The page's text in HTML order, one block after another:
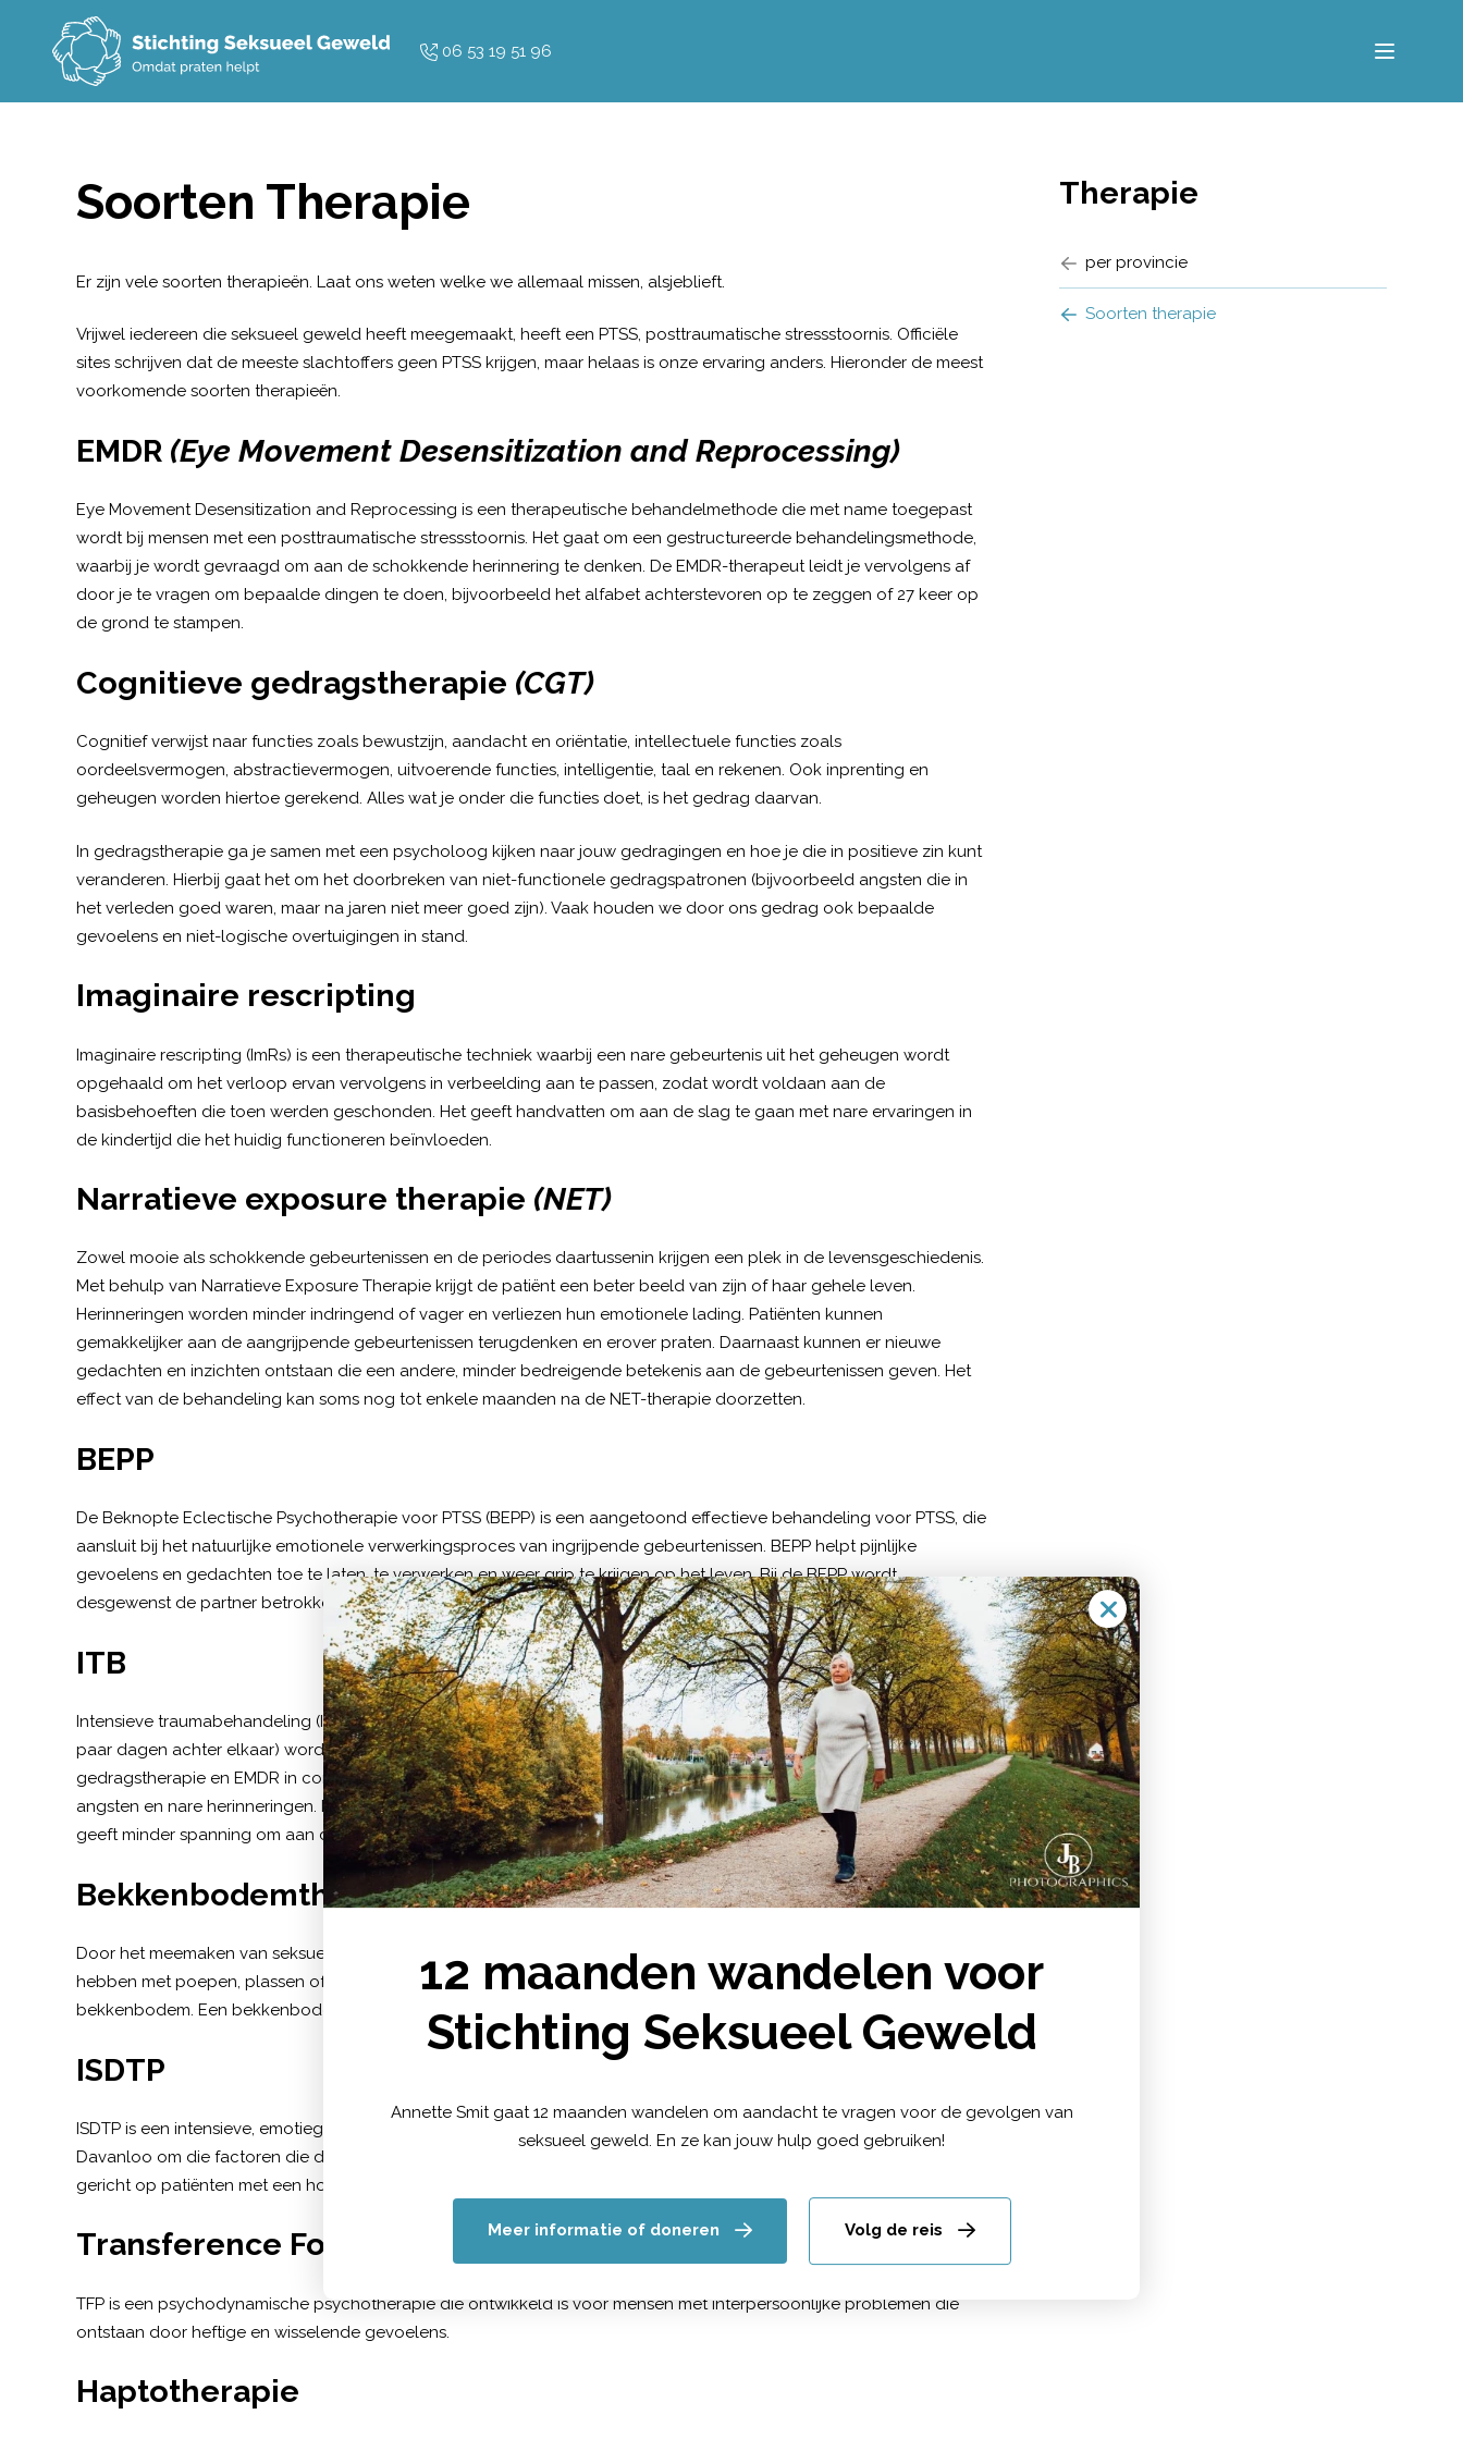
12 maanden wandelen voor
Stichting Seksueel Geweld
Annette Smit gaat 12 maanden wandelen om aandacht te vragen voor de gevolgen van
seksueel geweld. En ze kan jouw hulp goed gebruiken!
Meer informatie of doneren Volg de reis
Overslaan en naar de inhoud gaan
06 53 19 51 96
Menu
Soorten Therapie
Er zijn vele soorten therapieën. Laat ons weten welke we allemaal missen, alsjeblieft.
Vrijwel iedereen die seksueel geweld heeft meegemaakt, heeft een PTSS, posttraumatische stressstoornis. Officiële
sites schrijven dat de meeste slachtoffers geen PTSS krijgen, maar helaas is onze ervaring anders. Hieronder de meest
voorkomende soorten therapieën.
EMDR (Eye Movement Desensitization and Reprocessing)
Eye Movement Desensitization and Reprocessing is een therapeutische behandelmethode die met name toegepast
wordt bij mensen met een posttraumatische stressstoornis. Het gaat om een gestructureerde behandelingsmethode,
waarbij je wordt gevraagd om aan de schokkende herinnering te denken. De EMDR-therapeut leidt je vervolgens af
door je te vragen om bepaalde dingen te doen, bijvoorbeeld het alfabet achterstevoren op te zeggen of 27 keer op
de grond te stampen.
Cognitieve gedragstherapie (CGT)
Cognitief verwijst naar functies zoals bewustzijn, aandacht en oriëntatie, intellectuele functies zoals
oordeelsvermogen, abstractievermogen, uitvoerende functies, intelligentie, taal en rekenen. Ook inprenting en
geheugen worden hiertoe gerekend. Alles wat je onder die functies doet, is het gedrag daarvan.
In gedragstherapie ga je samen met een psycholoog kijken naar jouw gedragingen en hoe je die in positieve zin kunt
veranderen. Hierbij gaat het om het doorbreken van niet-functionele gedragspatronen (bijvoorbeeld angsten die in
het verleden goed waren, maar na jaren niet meer goed zijn). Vaak houden we door ons gedrag ook bepaalde
gevoelens en niet-logische overtuigingen in stand.
Imaginaire rescripting
Imaginaire rescripting (ImRs) is een therapeutische techniek waarbij een nare gebeurtenis uit het geheugen wordt
opgehaald om het verloop ervan vervolgens in verbeelding aan te passen, zodat wordt voldaan aan de
basisbehoeften die toen werden geschonden. Het geeft handvatten om aan de slag te gaan met nare ervaringen in
de kindertijd die het huidig functioneren beïnvloeden.
Narratieve exposure therapie (NET)
Zowel mooie als schokkende gebeurtenissen en de periodes daartussenin krijgen een plek in de levensgeschiedenis.
Met behulp van Narratieve Exposure Therapie krijgt de patiënt een beter beeld van zijn of haar gehele leven.
Herinneringen worden minder indringend of vager en verliezen hun emotionele lading. Patiënten kunnen
gemakkelijker aan de aangrijpende gebeurtenissen terugdenken en erover praten. Daarnaast kunnen er nieuwe
gedachten en inzichten ontstaan die een andere, minder bedreigende betekenis aan de gebeurtenissen geven. Het
effect van de behandeling kan soms nog tot enkele maanden na de NET-therapie doorzetten.
BEPP
De Beknopte Eclectische Psychotherapie voor PTSS (BEPP) is een aangetoond effectieve behandeling voor PTSS, die
aansluit bij het natuurlijke emotionele verwerkingsproces van ingrijpende gebeurtenissen. BEPP helpt pijnlijke
gevoelens en gedachten toe te laten, te verwerken en weer grip te krijgen op het leven. Bij de BEPP wordt
desgewenst de partner betrokken bij de behandeling.
ITB
Intensieve traumabehandeling (ITB) is bedoeld om je PTSS-klachten te verminderen. In korte tijd (bijvoorbeeld een
paar dagen achter elkaar) worden verschillende traumatherapieën ingezet. Vaak is het een combinatie van cognitieve
gedragstherapie en EMDR in combinatie met sport. Samen met je behandelaars ga je de confrontatie aan met je
angsten en nare herinneringen. De angst neemt dan af, je denken verandert, de herbelevingen verminderen en het
geeft minder spanning om aan de gebeurtenissen terug te denken.
Bekkenbodemtherapie
Door het meemaken van seksueel geweld kun je klachten krijgen in je bekkengebied. Je kunt bijvoorbeeld moeite
hebben met poepen, plassen of vrijen. Ook kan het zijn dat je pijn ervaart, zoals rugpijn, buikpijn en pijn in de
bekkenbodem. Een bekkenbodemtherapeut helpt je dit deel van je lijf te ontspannen. Kijk op:
ISDTP
ISDTP is een intensieve, emotiegerichte psychodynamische psychotherapie. De methode werd ontwikkeld door Habib
Davanloo om die factoren die de effectiviteit van traditionele behandelingen blokkeren, aan te pakken. De methode is
gericht op patiënten met een hoge mate van therapieresistent gedrag.
Transference Focused Psychotherapy (TFP)
TFP is een psychodynamische psychotherapie die ontwikkeld is voor mensen met interpersoonlijke problemen die
ontstaan door heftige en wisselende gevoelens.
Haptotherapie
Therapie
per provincie
Soorten therapie